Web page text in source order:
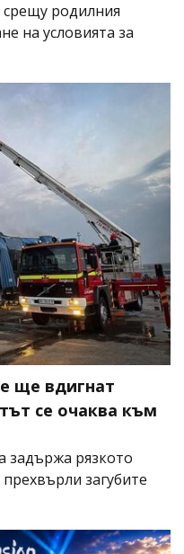
срещу родилния
на условията за
ще вдигнат
се очаква към
задържа рязкото
загубите